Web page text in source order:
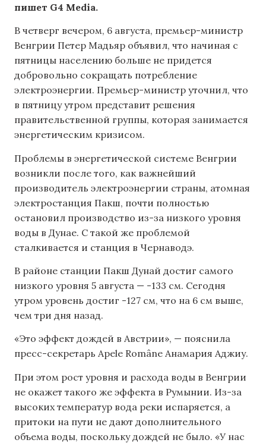
пишет G4 Media.
В четверг вечером, 6 августа, премьер-министр
Венгрии Петер Мадьяр объявил, что начиная с
пятницы населению больше не придется
добровольно сокращать потребление
электроэнергии. Премьер-министр уточнил, что
в пятницу утром представит решения
правительственной группы, которая занимается
энергетическим кризисом.
Проблемы в энергетической системе Венгрии
возникли после того, как важнейший
производитель электроэнергии страны, атомная
электростанция Пакш, почти полностью
остановил производство из-за низкого уровня
воды в Дунае. С такой же проблемой
сталкивается и станция в Чернаводэ.
В районе станции Пакш Дунай достиг самого
низкого уровня 5 августа — -133 см. Сегодня
утром уровень достиг -127 см, что на 6 см выше,
чем три дня назад.
«Это эффект дождей в Австрии», — пояснила
пресс-секретарь Apele Române Анамария Аджиу.
При этом рост уровня и расхода воды в Венгрии
не окажет такого же эффекта в Румынии. Из-за
высоких температур вода реки испаряется, а
притоки на пути не дают дополнительного
объема воды, поскольку дождей не было. «У нас